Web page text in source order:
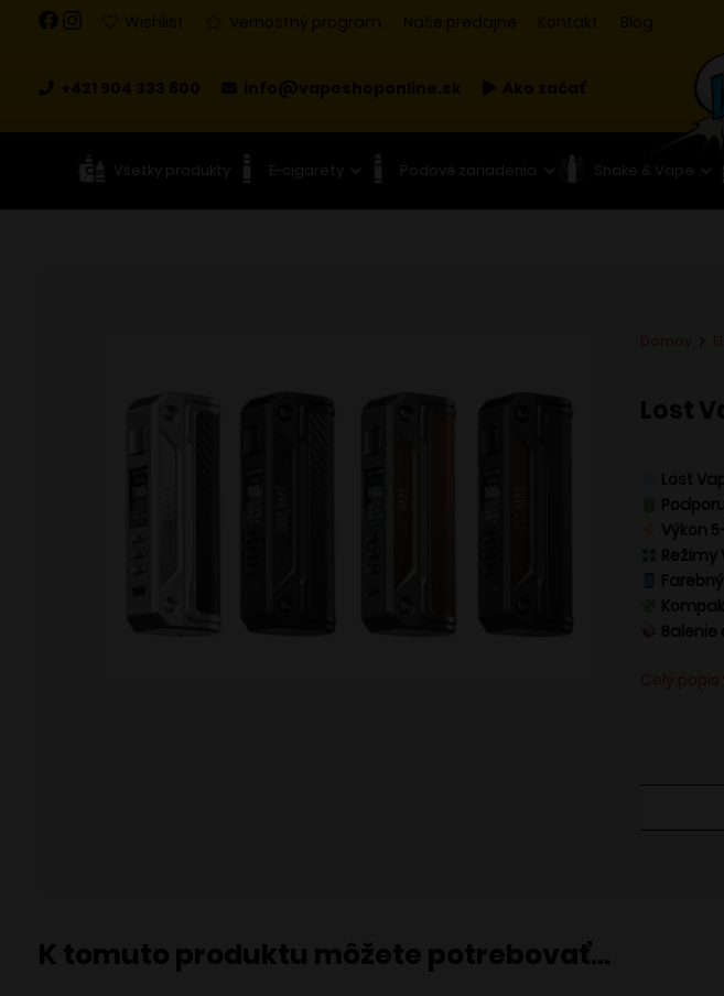
Wishlist Vernostný program Naše predajne Kontakt Blog
+421 904 333 800 info@vapeshoponline.sk Ako začať
Všetky produkty E-cigarety Podové zariadenia Shake & Vape
Lost
Lost
Výkon
Režimy
Balenie
K tomuto produktu môžete potrebovať…